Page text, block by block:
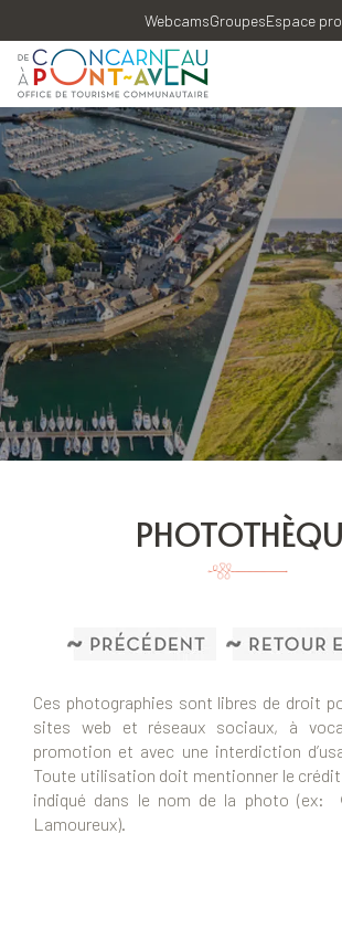
WebcamsGroupesEspace pro
Ces photographies sont libres de droit
sites web et réseaux sociaux, à
promotion et avec une interdiction
Toute utilisation doit mentionner le
indiqué dans le nom de la photo (ex:
Lamoureux).